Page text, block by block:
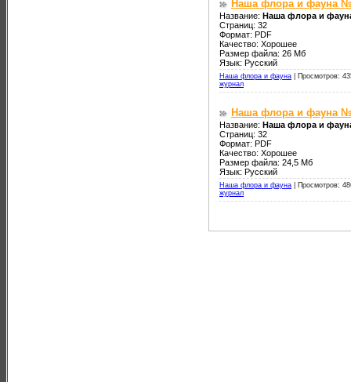
Наша флора и фауна
Название: Наша флора и
Страниц: 32
Формат: PDF
Качество: Хорошее
Размер файла: 26 Мб
Язык: Русский
Наша флора и фауна
Просмотров:
журнал
Наша флора и фауна
Название: Наша флора и
Страниц: 32
Формат: PDF
Качество: Хорошее
Размер файла: 24,5 Мб
Язык: Русский
Наша флора и фауна
Просмотров:
журнал